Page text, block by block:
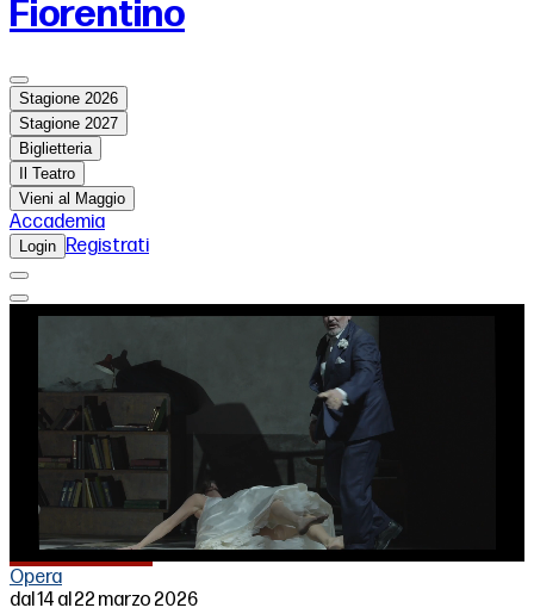
Fiorentino
Stagione 2026
Stagione 2027
Biglietteria
Il Teatro
Vieni al Maggio
Accademia
Login Registrati
Unmute Loaded:
84.17%
▶ ▶
Opera
dal 14 al 22 marzo 2026